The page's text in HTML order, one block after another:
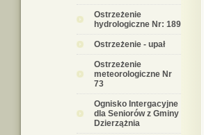
Ostrzeżenie
hydrologiczne Nr: 189
Ostrzeżenie - upał
Ostrzeżenie
meteorologiczne Nr
73
Ognisko Intergacyjne
dla Seniorów z Gminy
Dzierzążnia